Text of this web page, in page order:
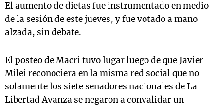
El aumento de dietas fue instrumentado en medio
de la sesión de este jueves, y fue votado a mano
alzada, sin debate.
El posteo de Macri tuvo lugar luego de que Javier
Milei reconociera en la misma red social que no
solamente los siete senadores nacionales de La
Libertad Avanza se negaron a convalidar un